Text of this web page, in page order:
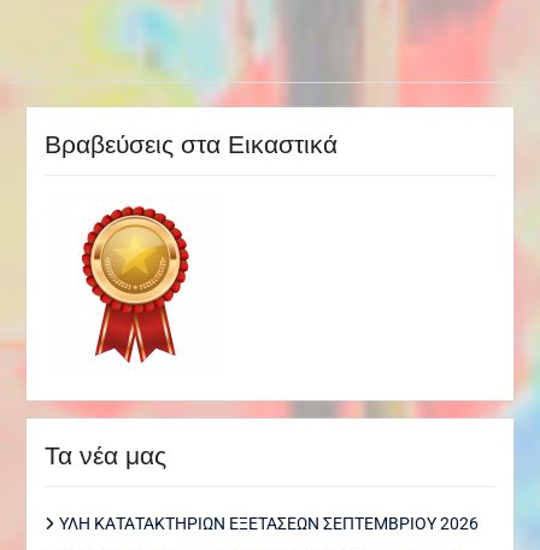
Βραβεύσεις στα Εικαστικά
Τα νέα μας
ΥΛΗ ΚΑΤΑΤΑΚΤΗΡΙΩΝ ΕΞΕΤΑΣΕΩΝ ΣΕΠΤΕΜΒΡΙΟΥ 2026